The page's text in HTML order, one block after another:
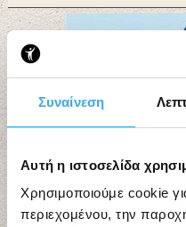
Συναίνεση
Αυτή η ιστοσελίδα
Χρησιμοποιούμε cookie
περιεχομένου, την